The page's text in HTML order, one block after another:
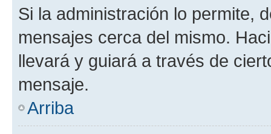
Si la administración lo permite,
mensajes cerca del mismo.
llevará y guiará a través de
mensaje.
Arriba